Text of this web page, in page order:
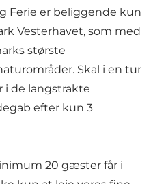
Ferie er beliggende kun
Vesterhavet, som med
største
Skal i en tur
i de langstrakte
efter kun 3
20 gæster får i